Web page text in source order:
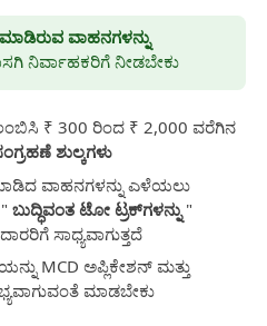
ವಾಹನಗಳನ್ನು
ನಿರ್ವಾಹಕರಿಗೆ ನೀಡಬೇಕು
₹ 300 ರಿಂದ ₹ 2,000 ವರೆಗಿನ
ಶುಲ್ಕಗಳು
ವಾಹನಗಳನ್ನು ಎಳೆಯಲು
"ಬುದ್ಧಿವಂತ ಟೋ ಟ್ರಕ್‌ಗಳನ್ನು"
ಸಾಧ್ಯವಾಗುತ್ತದೆ
MCD ಅಪ್ಲಿಕೇಶನ್ ಮತ್ತು
ಮಾಡಬೇಕು